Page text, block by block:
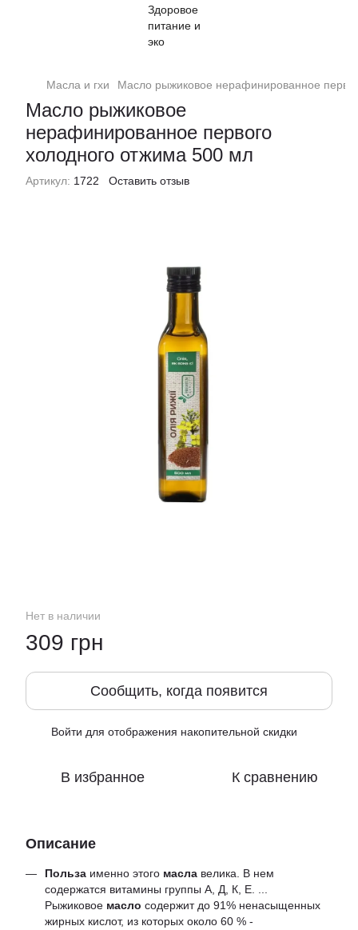
Масла и гхи Масло рыжиковое нерафинированное
Масло рыжиковое
нерафинированное первого
холодного отжима 500 мл
Артикул: 1722 Оставить отзыв
Нет в наличии
309 грн
Сообщить, когда появится
Войти для отображения накопительной скидки
В избранное К сравнению
Описание
Польза именно этого масла велика. В нем
содержатся витамины группы А, Д, К, Е. ...
Рыжиковое масло содержит до 91% ненасыщенных
жирных кислот, из которых около 60 % -